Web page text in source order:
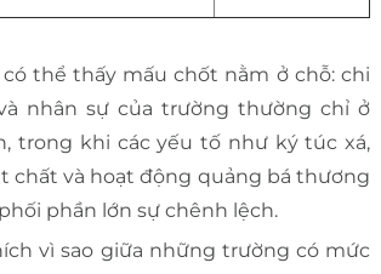
thể thấy mấu chốt nằm ở chỗ: chi
nhân sự của trường thường chỉ ở
trong khi các yếu tố như ký túc xá,
chất và hoạt động quảng bá thương
phần lớn sự chênh lệch.
vì sao giữa những trường có mức